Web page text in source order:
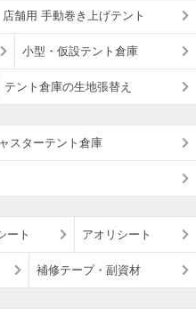
店舗用 手動巻き上げテント
小型・仮設テント倉庫
テント倉庫の生地張替え
スターテント倉庫
ート アオリシート
補修テープ・副資材